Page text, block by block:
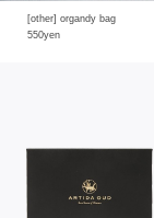
[other] organdy bag
550yen